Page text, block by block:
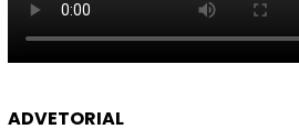
ADVETORIAL